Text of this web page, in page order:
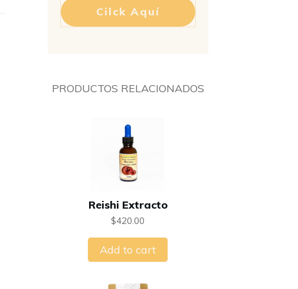
Cilck Aquí
PRODUCTOS RELACIONADOS
Reishi Extracto
$420.00
Add to cart